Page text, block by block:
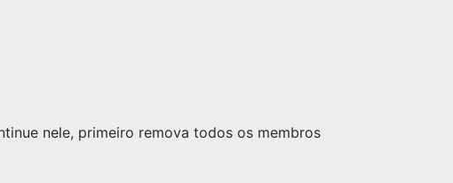
nele, primeiro remova todos os membros